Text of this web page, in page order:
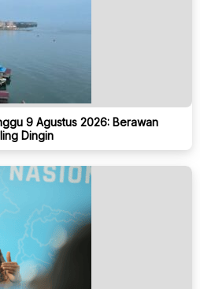
9 Agustus 2026: Berawan
Dingin